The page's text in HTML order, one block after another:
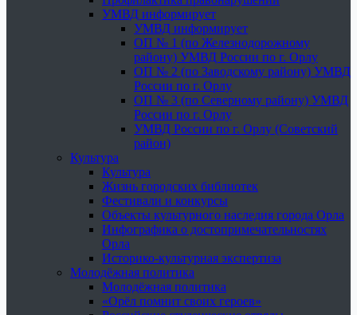
УМВД информирует
УМВД информирует
ОП № 1 (по Железнодорожному
району) УМВД России по г. Орлу
ОП № 2 (по Заводскому району) УМВД
России по г. Орлу
ОП № 3 (по Северному району) УМВД
России по г. Орлу
УМВД России по г. Орлу (Советский
район)
Культура
Культура
Жизнь городских библиотек
Фестивали и конкурсы
Объекты культурного наследия города Орла
Инфографика о достопримечательностях
Орла
Историко-культурная экспертиза
Молодёжная политика
Молодёжная политика
«Орёл помнит своих героев»